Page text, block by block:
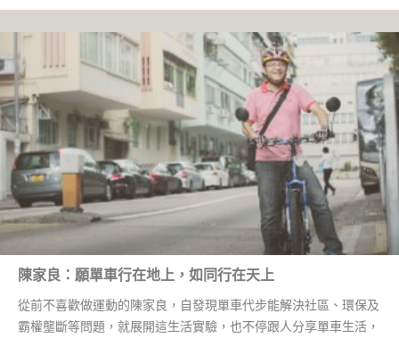
陳家良：願單車行在地上，如同行在天上
從前不喜歡做運動的陳家良，自發現單車代步能解決社區、環保及
霸權壟斷等問題，就展開這生活實驗，也不停跟人分享單車生活，